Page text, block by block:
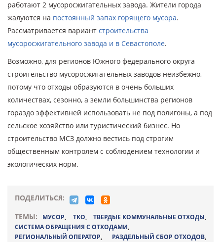
работают 2 мусоросжигательных завода. Жители города
жалуются на постоянный запах горящего мусора.
Рассматривается вариант строительства
мусоросжигательного завода и в Севастополе.
Возможно, для регионов Южного федерального округа
строительство мусоросжигательных заводов неизбежно,
потому что отходы образуются в очень больших
количествах, сезонно, а земли большинства регионов
гораздо эффективней использовать не под полигоны, а под
сельское хозяйство или туристический бизнес. Но
строительство МСЗ должно вестись под строгим
общественным контролем с соблюдением технологии и
экологических норм.
ПОДЕЛИТЬСЯ:
ТЕМЫ:
МУСОР, ТКО, ТВЕРДЫЕ КОММУНАЛЬНЫЕ ОТХОДЫ,
СИСТЕМА ОБРАЩЕНИЯ С ОТХОДАМИ,
РЕГИОНАЛЬНЫЙ ОПЕРАТОР, РАЗДЕЛЬНЫЙ СБОР ОТХОДОВ,